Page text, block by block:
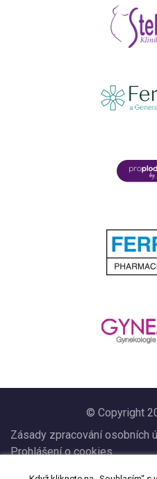
© Copyright
Zásady zpracování osobních
Prohlášení o cookies